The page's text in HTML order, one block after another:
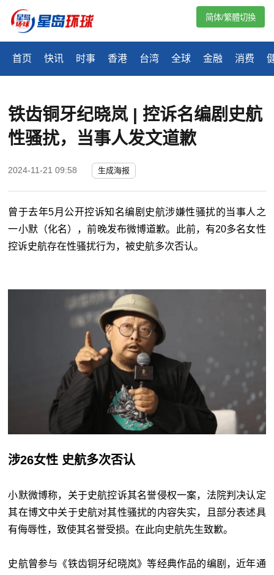
首页 快讯 时事 香港 台湾 全球 金融 消费
简体/繁體切換
铁齿铜牙纪晓岚 | 控诉名编剧史航
性骚扰，当事人发文道歉
2024-11-21 09:58 生成海报
曾于去年5月公开控诉知名编剧史航涉嫌性骚扰的当事人之
一小默（化名），前晚发布微博道歉。此前，有20多名女性
控诉史航存在性骚扰行为，被史航多次否认。
涉26女性 史航多次否认
小默微博称，关于史航控诉其名誉侵权一案，法院判决认定
其在博文中关于史航对其性骚扰的内容失实，且部分表述具
有侮辱性，致使其名誉受损。在此向史航先生致歉。
史航曾参与《铁齿铜牙纪晓岚》等经典作品的编剧，近年通